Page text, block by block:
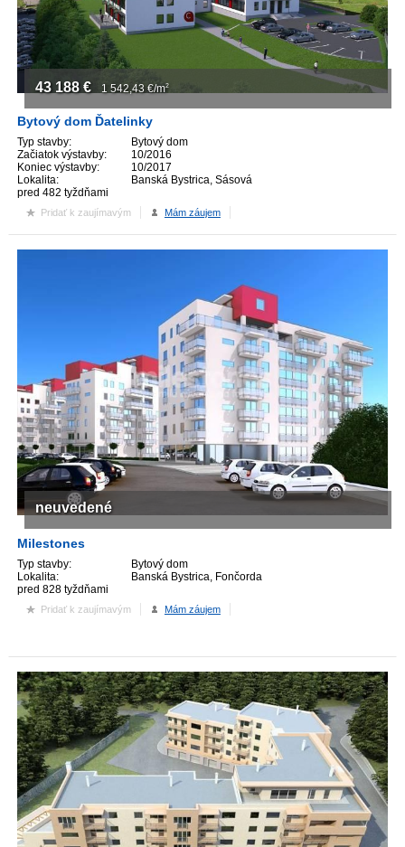
ZVÝRAZNENIE REALITNÝCH INZERÁTOV
PARTNERI
OBCHODNÉ PODMIENKY
KONTAKT
Bytový dom Ďatelinky
Typ stavby:
Bytový dom
Začiatok výstavby:
10/2016
Koniec výstavby:
10/2017
Lokalita:
Banská Bystrica, Sásová
pred 482 tyždňami
43 188 € 1 542,43 €/m2
Pridať k zaujímavým Mám záujem
Milestones
Typ stavby:
Bytový dom
Lokalita:
Banská Bystrica, Fončorda
pred 828 tyždňami
neuvedené
Pridať k zaujímavým Mám záujem